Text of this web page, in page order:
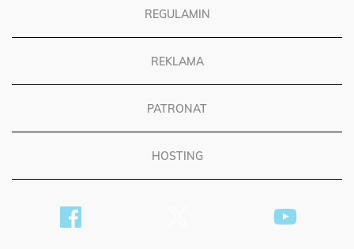
REGULAMIN
REKLAMA
PATRONAT
HOSTING